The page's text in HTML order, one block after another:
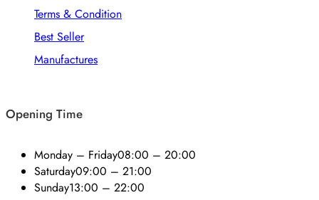
Terms & Condition
Best Seller
Manufactures
Opening Time
Monday – Friday08:00 – 20:00
Saturday09:00 – 21:00
Sunday13:00 – 22:00